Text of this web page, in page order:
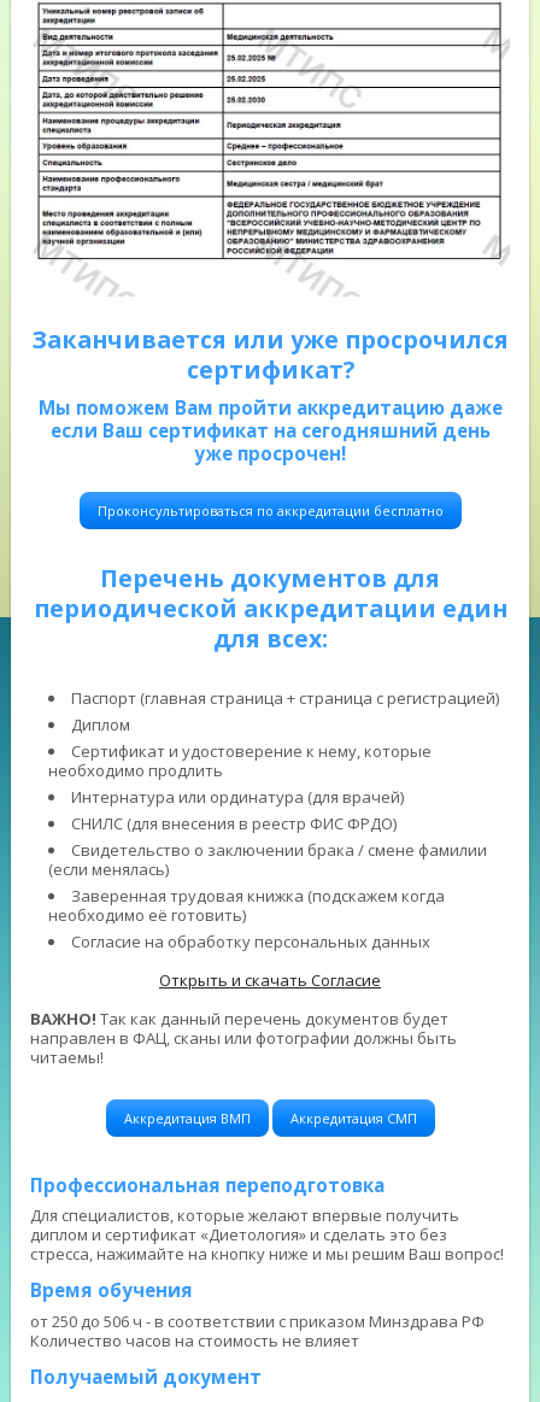
Заканчивается или уже просрочился
сертификат?
Мы поможем Вам пройти аккредитацию даже
если Ваш сертификат на сегодняшний день
уже просрочен!
Проконсультироваться по аккредитации бесплатно
Перечень документов для
периодической аккредитации един
для всех:
Паспорт (главная страница + страница с регистрацией)
Диплом
Сертификат и удостоверение к нему, которые
необходимо продлить
Интернатура или ординатура (для врачей)
СНИЛС (для внесения в реестр ФИС ФРДО)
Свидетельство о заключении брака / смене фамилии
(если менялась)
Заверенная трудовая книжка (подскажем когда
необходимо её готовить)
Согласие на обработку персональных данных
Открыть и скачать Согласие
ВАЖНО! Так как данный перечень документов будет
направлен в ФАЦ, сканы или фотографии должны быть
читаемы!
Аккредитация ВМП Аккредитация СМП
Профессиональная переподготовка
Для специалистов, которые желают впервые получить
диплом и сертификат «Диетология» и сделать это без
стресса, нажимайте на кнопку ниже и мы решим Ваш вопрос!
Время обучения
от 250 до 506 ч - в соответствии с приказом Минздрава РФ
Количество часов на стоимость не влияет
Получаемый документ